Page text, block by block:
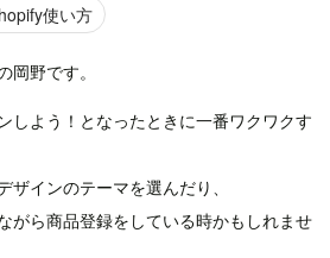
使い方
岡野です。
しよう！となったときに一番ワクワクす
インのテーマを選んだり、
がら商品登録をしている時かもしれませ